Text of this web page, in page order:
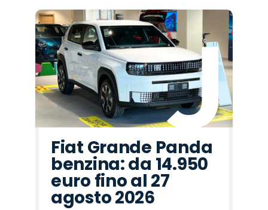
Fiat Grande Panda
benzina: da 14.950
euro fino al 27
agosto 2026